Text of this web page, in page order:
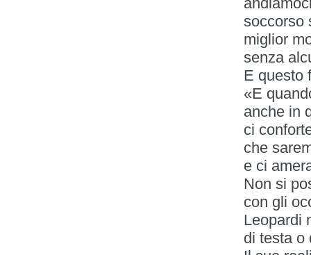
soccorso
miglior
senza
E questo
«E
anche in
ci
che
e ci
Non si
con gli
Leopardi
di testa o